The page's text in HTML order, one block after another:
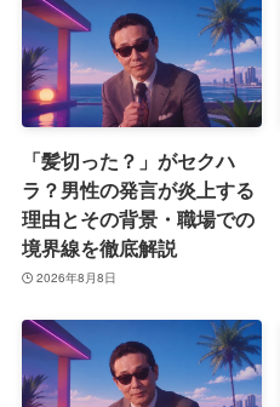
「髪切った？」がセクハ
ラ？男性の発言が炎上する
理由とその背景・職場での
境界線を徹底解説
2026年8月8日